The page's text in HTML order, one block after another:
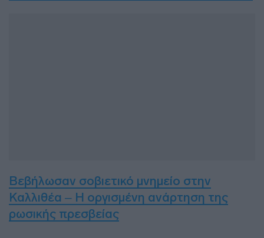
Βεβήλωσαν σοβιετικό μνημείο στην
Καλλιθέα – Η οργισμένη ανάρτηση της
ρωσικής πρεσβείας